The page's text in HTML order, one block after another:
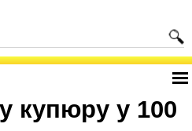
купюру у 100